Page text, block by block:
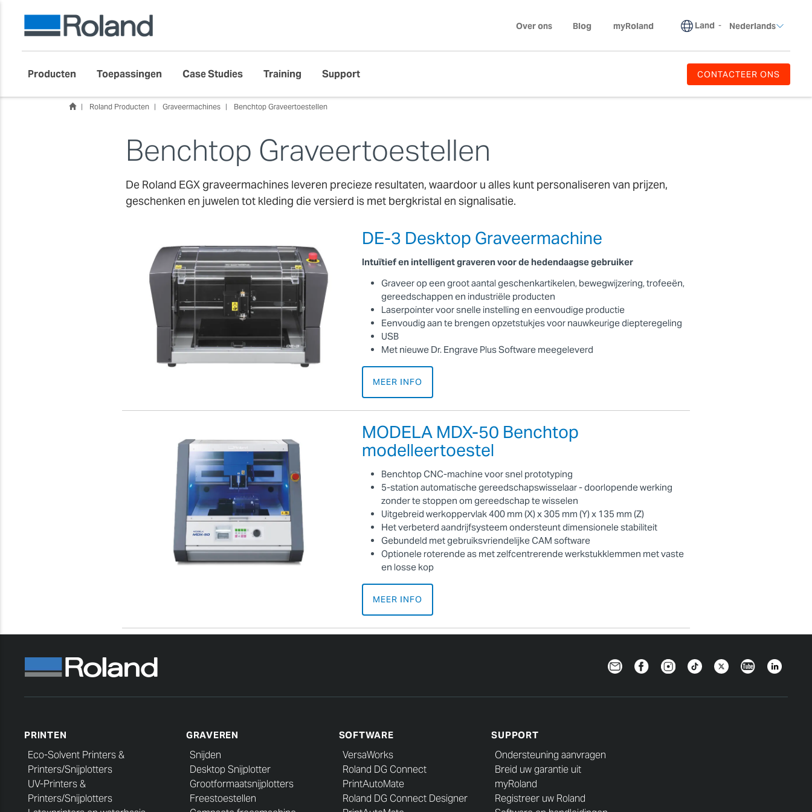
Over ons Blog myRoland Land - Nederlands
Producten Toepassingen Case Studies Training Support CONTACTEER ONS
Roland Producten Graveermachines Benchtop Graveertoestellen
Benchtop Graveertoestellen
De Roland EGX graveermachines leveren precieze resultaten, waardoor u alles kunt personaliseren van prijzen,
geschenken en juwelen tot kleding die versierd is met bergkristal en signalisatie.
DE-3 Desktop Graveermachine
Intuïtief en intelligent graveren voor de hedendaagse gebruiker
Graveer op een groot aantal geschenkartikelen, bewegwijzering, trofeeën,
gereedschappen en industriële producten
Laserpointer voor snelle instelling en eenvoudige productie
Eenvoudig aan te brengen opzetstukjes voor nauwkeurige diepteregeling
USB
Met nieuwe Dr. Engrave Plus Software meegeleverd
MEER INFO
MODELA MDX-50 Benchtop
modelleertoestel
Benchtop CNC-machine voor snel prototyping
5-station automatische gereedschapswisselaar - doorlopende werking
zonder te stoppen om gereedschap te wisselen
Uitgebreid werkoppervlak 400 mm (X) x 305 mm (Y) x 135 mm (Z)
Het verbeterd aandrijfsysteem ondersteunt dimensionele stabiliteit
Gebundeld met gebruiksvriendelijke CAM software
Optionele roterende as met zelfcentrerende werkstukklemmen met vaste
en losse kop
MEER INFO
NewsletterFacebookInstagramTikTokTwitterYouTubeLinkedin
PRINTEN
Eco-Solvent Printers &
Printers/Snijplotters
UV-Printers &
Printers/Snijplotters
GRAVEREN
Snijden
Desktop Snijplotter
Grootformaatsnijplotters
Freestoestellen
SOFTWARE
VersaWorks
Roland DG Connect
PrintAutoMate
Roland DG Connect Designer
SUPPORT
Ondersteuning aanvragen
Breid uw garantie uit
myRoland
Registreer uw Roland